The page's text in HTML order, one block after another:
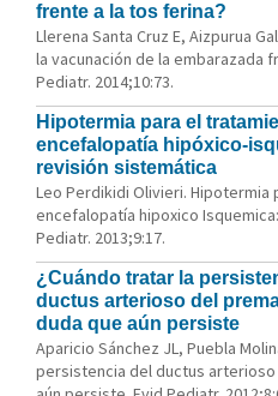
frente a la tos ferina?
Llerena Santa Cruz E, Aizpurua
la vacunación de la embarazada
Pediatr. 2014;10:73.
Hipotermia para el
encefalopatía hipóxico-
revisión sistemática
Leo Perdikidi Olivieri. Hipotermia
encefalopatía hipoxico
Pediatr. 2013;9:17.
¿Cuándo tratar la
ductus arterioso del
duda que aún persiste
Aparicio Sánchez JL, Puebla
persistencia del ductus arterioso